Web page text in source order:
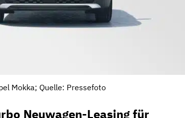
Mokka; Quelle: Pressefoto
Neuwagen-Leasing für